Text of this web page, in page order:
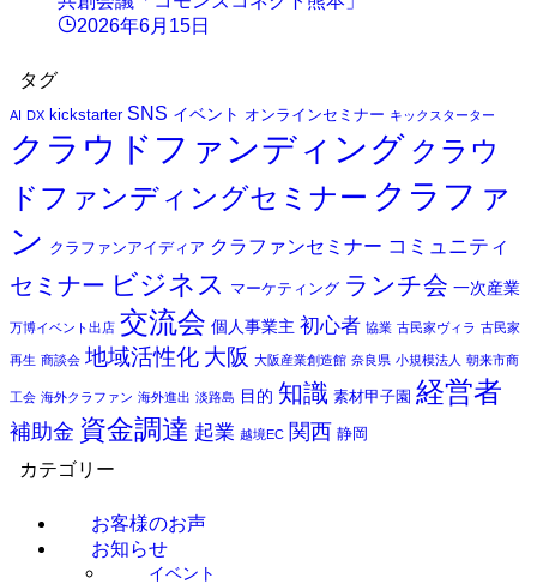
2026年6月15日
タグ
AI DX kickstarter SNS イベント オンラインセミナー キックスターター
クラウドファンディング クラウ
ドファンディングセミナー クラファ
ン クラファンアイディア クラファンセミナー コミュニティ
セミナー ビジネス マーケティング ランチ会 一次産業
万博イベント出店 交流会 個人事業主 初心者 協業 古民家ヴィラ 古民家
再生 商談会 地域活性化 大阪 大阪産業創造館 奈良県 小規模法人 朝来市商
工会 海外クラファン 海外進出 淡路島 目的 知識 素材甲子園 経営者
補助金 資金調達 起業 越境EC 関西 静岡
カテゴリー
お客様のお声
お知らせ
イベント